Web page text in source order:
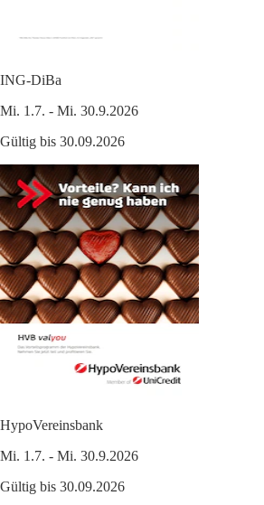
ING-DiBa
Mi. 1.7. - Mi. 30.9.2026
Gültig bis 30.09.2026
HypoVereinsbank
Mi. 1.7. - Mi. 30.9.2026
Gültig bis 30.09.2026